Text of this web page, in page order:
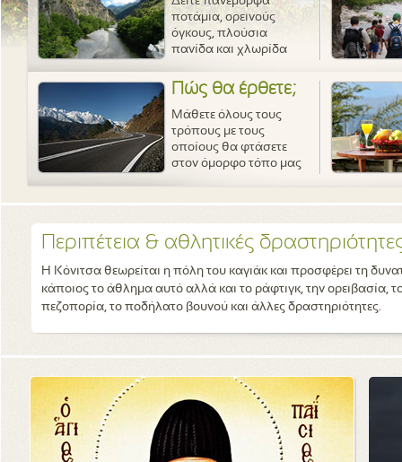
ποτάμια, ορεινούς
όγκους, πλούσια
πανίδα και χλωρίδα
Πώς θα έρθετε;
Μάθετε όλους τους
τρόπους με τους
οποίους θα φτάσετε
στον όμορφο τόπο μας
Περιπέτεια & αθλητικές
Η Κόνιτσα θεωρείται η πόλη του καγιάκ και προσφέρει τη
κάποιος το άθλημα αυτό αλλά και το ράφτιγκ, την ορειβασία,
πεζοπορία, το ποδήλατο βουνού και άλλες δραστηριότητες.